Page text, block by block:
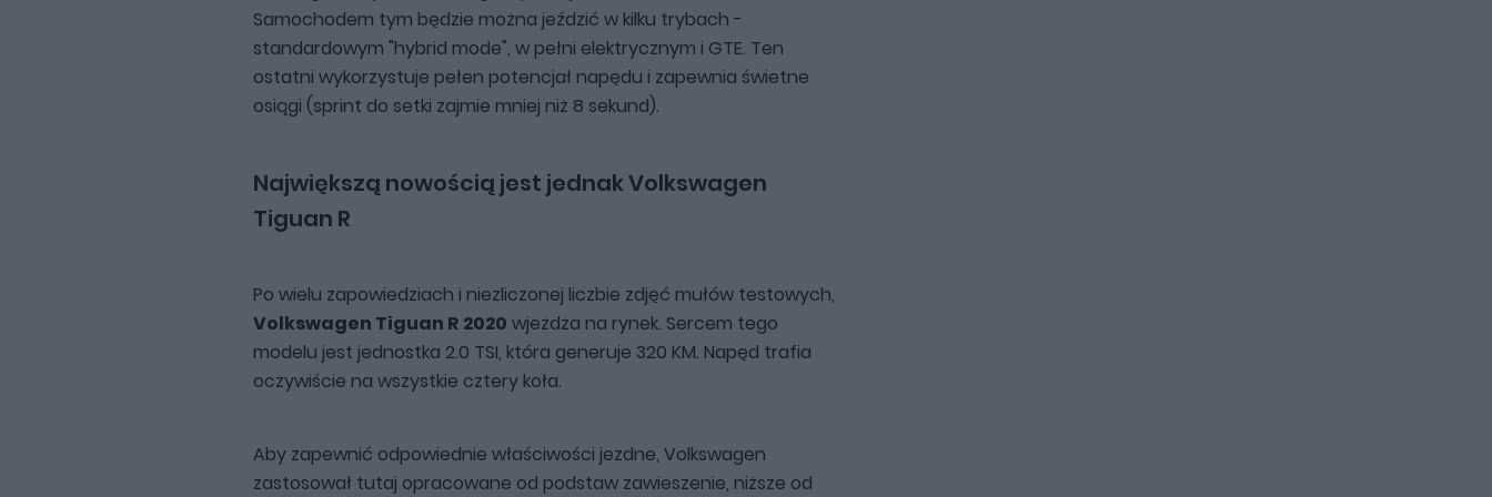
Samochodem tym będzie można jeździć w kilku trybach -
standardowym "hybrid mode", w pełni elektrycznym i GTE. Ten
ostatni wykorzystuje pełen potencjał napędu i zapewnia świetne
osiągi (sprint do setki zajmie mniej niż 8 sekund).
Największą nowością jest jednak Volkswagen
Tiguan R
Po wielu zapowiedziach i niezliczonej liczbie zdjęć mułów testowych,
Volkswagen Tiguan R 2020 wjeżdża na rynek. Sercem tego
modelu jest jednostka 2.0 TSI, która generuje 320 KM. Napęd trafia
oczywiście na wszystkie cztery koła.
Aby zapewnić odpowiednie właściwości jezdne, Volkswagen
zastosował tutaj opracowane od podstaw zawieszenie, niższe od